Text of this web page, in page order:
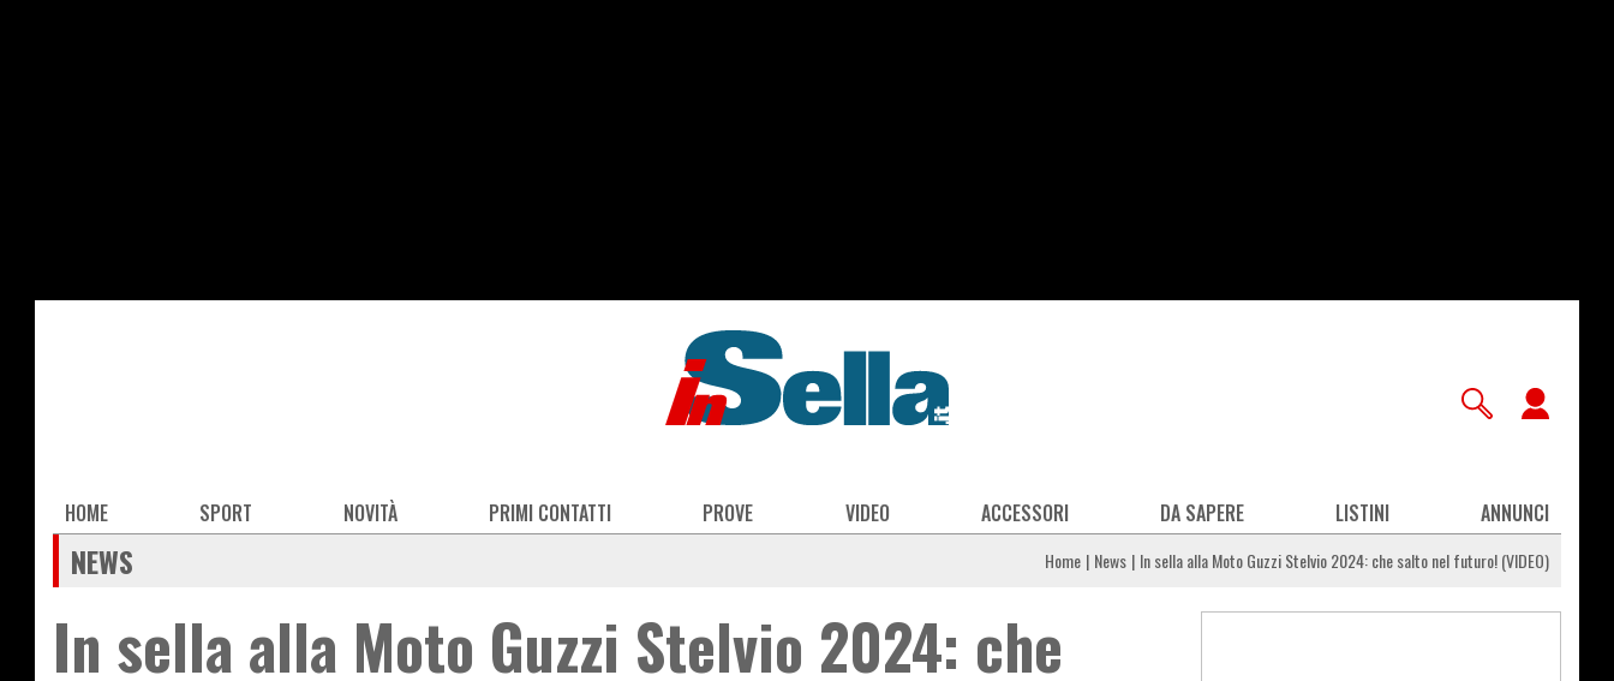
Main
navigation
HOME SPORT NOVITÀ PRIMI CONTATTI PROVE VIDEO ACCESSORI DA SAPERE LISTINI ANNUNCI
NEWS Home News In sella alla Moto Guzzi Stelvio 2024: che salto nel futuro! (VIDEO)
In sella alla Moto Guzzi Stelvio 2024: che